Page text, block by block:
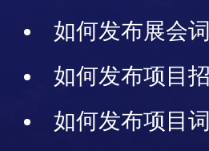
南
如何发布展会
示满1年续期展示
如何发布项目
楼/商业街铺/产业
如何发布项目